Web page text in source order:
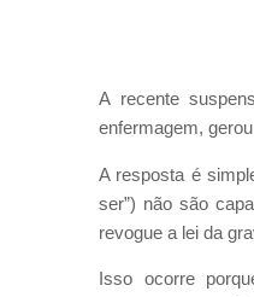
A recente
enfermagem,
A resposta é
ser”) não são
revogue a lei da
Isso ocorre